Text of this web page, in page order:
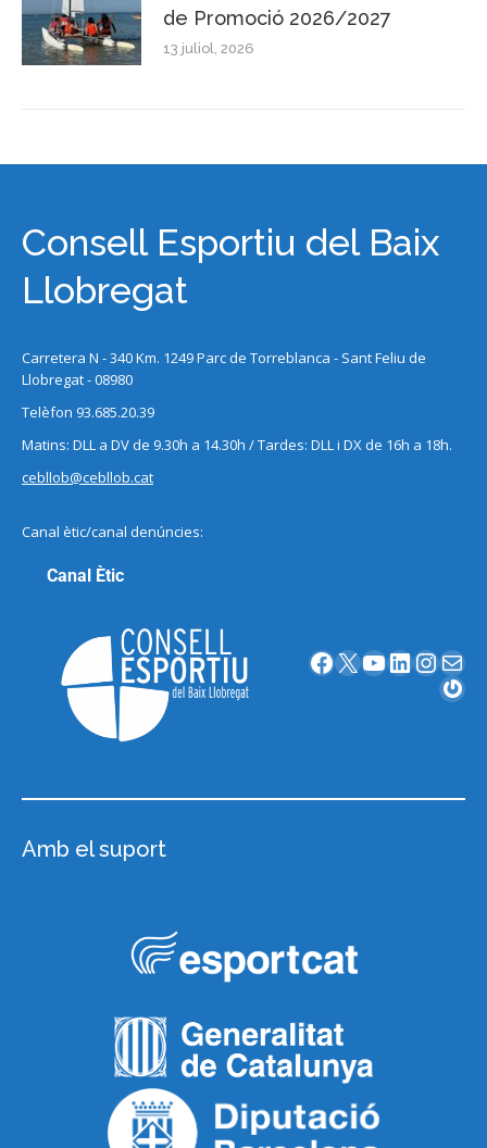
de Promoció 2026/2027
13 juliol, 2026
Consell Esportiu del Baix
Llobregat
Carretera N - 340 Km. 1249 Parc de Torreblanca - Sant Feliu de
Llobregat - 08980
Telèfon 93.685.20.39
Matins: DLL a DV de 9.30h a 14.30h / Tardes: DLL i DX de 16h a 18h.
cebllob@cebllob.cat
Canal ètic/canal denúncies:
Canal Ètic
Facebook X YouTube LinkedIn InstagramCorreu electrònic
Gravatar
Amb el suport